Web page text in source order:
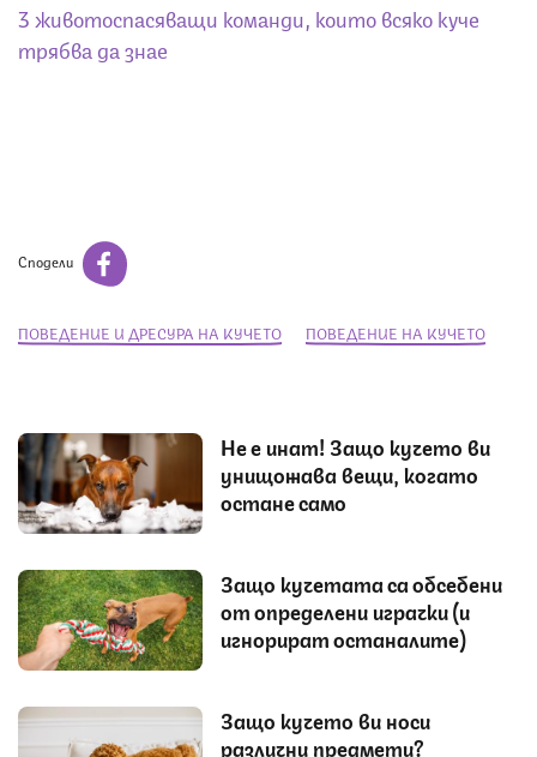
3 животоспасяващи команди, които всяко куче
трябва да знае
Сподели
ПОВЕДЕНИЕ И ДРЕСУРА НА КУЧЕТО ПОВЕДЕНИЕ НА КУЧЕТО
Не е инат! Защо кучето ви
унищожава вещи, когато
остане само
Защо кучетата са обсебени
от определени играчки (и
игнорират останалите)
Защо кучето ви носи
различни предмети?